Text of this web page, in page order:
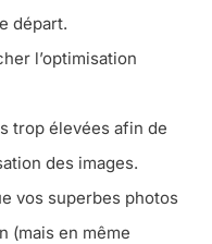
départ.
l’optimisation
trop élevées afin de
des images.
vos superbes photos
(mais en même